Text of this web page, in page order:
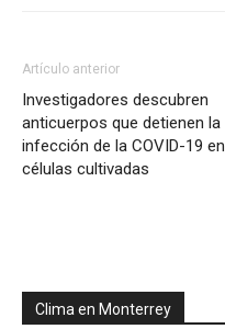
Artículo anterior
Investigadores descubren
anticuerpos que detienen la
infección de la COVID-19 en
células cultivadas
Clima en Monterrey